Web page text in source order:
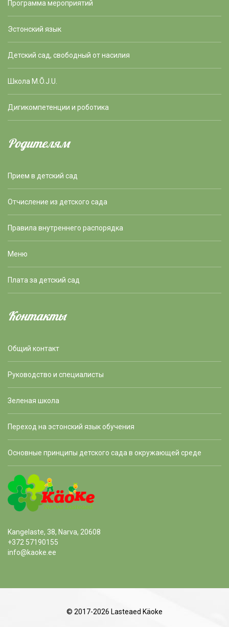
Программа мероприятий
Эстонский язык
Детский сад, свободный от насилия
Школа M.Õ.J.U.
Дигикомпетенции и роботика
Родителям
Прием в детский сад
Отчисление из детского сада
Правила внутреннего распорядка
Меню
Плата за детский сад
Контакты
Общий контакт
Руководство и специалисты
Зеленая школа
Переход на эстонский язык обучения
Основные принципы детского сада в окружающей среде
Kangelaste, 38, Narva, 20608
+372 57190155
info@kaoke.ee
© 2017-2026 Lasteaed Käoke